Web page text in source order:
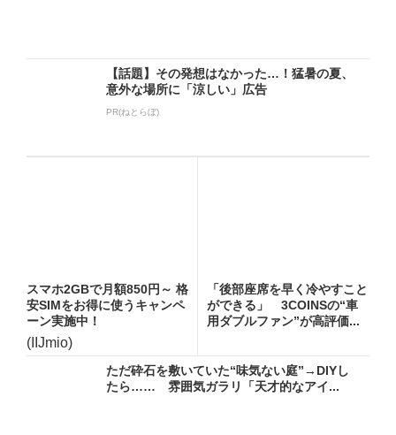
【話題】その発想はなかった…！猛暑の夏、
意外な場所に「涼しい」広告
PR(ねとらぼ)
スマホ2GBで月額850円～ 格
安SIMをお得に使うキャンペ
ーン実施中！
(IIJmio)
「後部座席を早く冷やすこと
ができる」 3COINSの“車
用ダブルファン”が高評価...
ただ砕石を敷いていた“味気ない庭”→DIYし
たら…… 雰囲気ガラリ「天才的なアイ...